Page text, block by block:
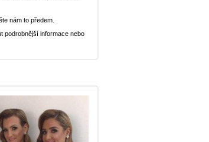
nám to předem.
podrobnější informace nebo